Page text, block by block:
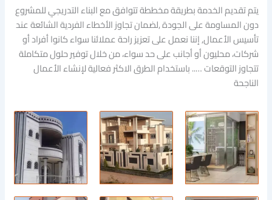
يتم تقديم الخدمة بطريقة مخططة تتوافق مع البناء التدريجي للمشروع
دون المساومة على الجودة ,لضمان تجاوز الأخطاء الفردية الشائعة عند
تأسيس الأعمال, إننا نعمل على تعزيز راحة عملائنا سواء كانوا أفراد أو
شركات، محليون أو أجانب على حد سواء، من خلال توفير حلول متكاملة
تتجاوز التوقعات ….. باستخدام الطرق الاكثر فعالية لإنشاء الأعمال
الناجحة